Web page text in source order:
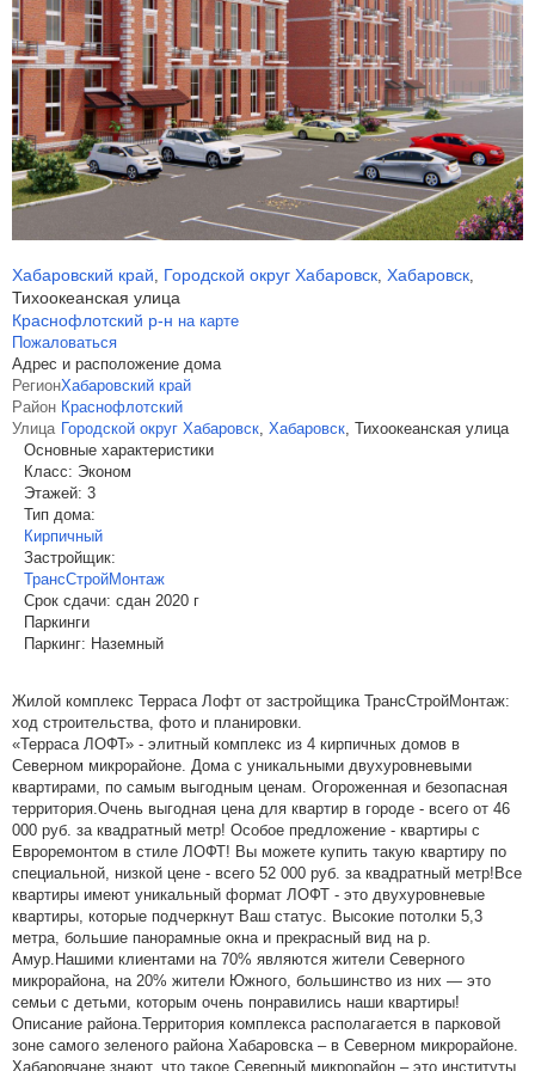
Хабаровский край, Городской округ Хабаровск, Хабаровск,
Тихоокеанская улица
Краснофлотский р-н на карте
Пожаловаться
Адрес и расположение дома
РегионХабаровский край
Район Краснофлотский
Улица Городской округ Хабаровск, Хабаровск, Тихоокеанская улица
Основные характеристики
Класс: Эконом
Этажей: 3
Тип дома:
Кирпичный
Застройщик:
ТрансСтройМонтаж
Срок сдачи: сдан 2020 г
Паркинги
Паркинг: Наземный
Жилой комплекс Терраса Лофт от застройщика ТрансСтройМонтаж:
ход строительства, фото и планировки.
«Терраса ЛОФТ» - элитный комплекс из 4 кирпичных домов в
Северном микрорайоне. Дома с уникальными двухуровневыми
квартирами, по самым выгодным ценам. Огороженная и безопасная
территория.Очень выгодная цена для квартир в городе - всего от 46
000 руб. за квадратный метр! Особое предложение - квартиры с
Евроремонтом в стиле ЛОФТ! Вы можете купить такую квартиру по
специальной, низкой цене - всего 52 000 руб. за квадратный метр!Все
квартиры имеют уникальный формат ЛОФТ - это двухуровневые
квартиры, которые подчеркнут Ваш статус. Высокие потолки 5,3
метра, большие панорамные окна и прекрасный вид на р.
Амур.Нашими клиентами на 70% являются жители Северного
микрорайона, на 20% жители Южного, большинство из них — это
семьи с детьми, которым очень понравились наши квартиры!
Описание района.Территория комплекса располагается в парковой
зоне самого зеленого района Хабаровска – в Северном микрорайоне.
Хабаровчане знают, что такое Северный микрорайон – это институты,